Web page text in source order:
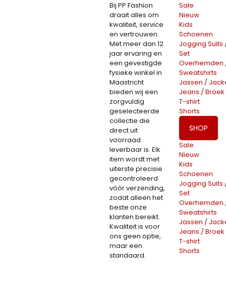
Bij PP Fashion
draait alles om
kwaliteit, service
en vertrouwen.
Met meer dan 12
jaar ervaring en
een gevestigde
fysieke winkel in
Maastricht
bieden wij een
zorgvuldig
geselecteerde
collectie die
direct uit
voorraad
leverbaar is. Elk
item wordt met
uiterste precisie
gecontroleerd
vóór verzending,
zodat alleen het
beste onze
klanten bereikt.
Kwaliteit is voor
ons geen optie,
maar een
standaard.
Sale
Nieuw
Kids
Schoenen
Jogging Suits
Set
Overhemden
Sweatshirts
Jassen /
Jeans / Broek
T-shirt
Shorts
SHOP
Sale
Nieuw
Kids
Schoenen
Jogging Suits
Set
Overhemden
Sweatshirts
Jassen /
Jeans / Broek
T-shirt
Shorts